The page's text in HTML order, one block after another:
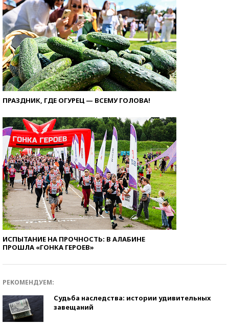
ПРАЗДНИК, ГДЕ ОГУРЕЦ — ВСЕМУ ГОЛОВА!
ИСПЫТАНИЕ НА ПРОЧНОСТЬ: В АЛАБИНЕ
ПРОШЛА «ГОНКА ГЕРОЕВ»
РЕКОМЕНДУЕМ:
Судьба наследства: истории удивительных
завещаний